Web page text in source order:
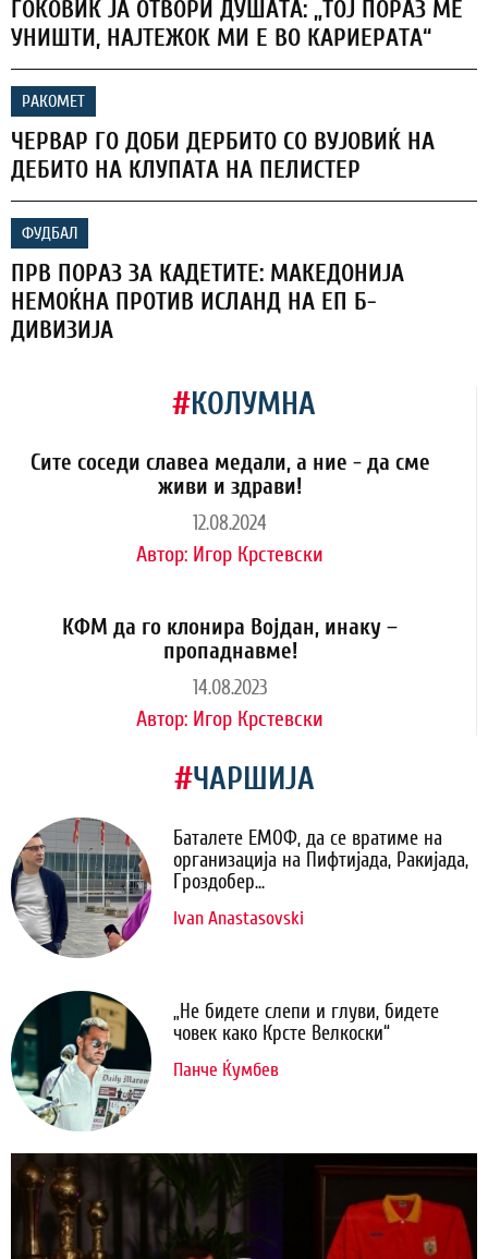
ЃОКОВИЌ ЈА ОТВОРИ ДУШАТА: „ТОЈ ПОРАЗ МЕ
УНИШТИ, НАЈТЕЖОК МИ Е ВО КАРИЕРАТА“
РАКОМЕТ
ЧЕРВАР ГО ДОБИ ДЕРБИТО СО ВУЈОВИЌ НА
ДЕБИТО НА КЛУПАТА НА ПЕЛИСТЕР
ФУДБАЛ
ПРВ ПОРАЗ ЗА КАДЕТИТЕ: МАКЕДОНИЈА
НЕМОЌНА ПРОТИВ ИСЛАНД НА ЕП Б-
ДИВИЗИЈА
#КОЛУМНА
Сите соседи славеа медали, а ние - да сме
живи и здрави!
12.08.2024
Автор: Игор Крстевски
КФМ да го клонира Војдан, инаку –
пропаднавме!
14.08.2023
Автор: Игор Крстевски
#ЧАРШИЈА
Баталете ЕМОФ, да се вратиме на
организација на Пифтијада, Ракијада,
Гроздобер...
Ivan Anastasovski
„Не бидете слепи и глуви, бидете
човек како Крсте Велкоски“
Панче Ќумбев